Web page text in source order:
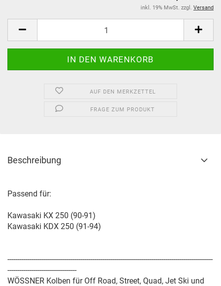
inkl. 19% MwSt. zzgl. Versand
AUF DEN MERKZETTEL
FRAGE ZUM PRODUKT
Beschreibung
Passend für:
Kawasaki KX 250 (90-91)
Kawasaki KDX 250 (91-94)
--------------------------------------------------------------------------------------------------------
-----------------------------------
WÖSSNER Kolben für Off Road, Street, Quad, Jet Ski und